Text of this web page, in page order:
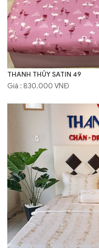
THANH THỦY SATIN 49
Giá : 830.000 VNĐ